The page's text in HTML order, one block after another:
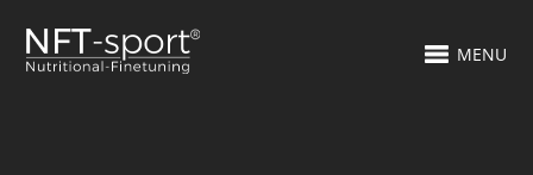
MENU